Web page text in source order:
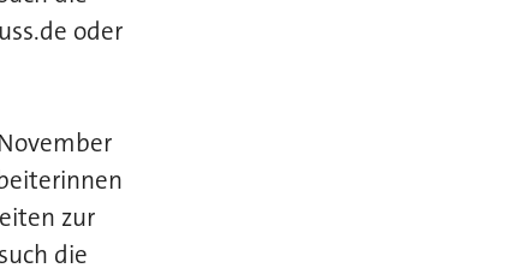
oder
zur
die